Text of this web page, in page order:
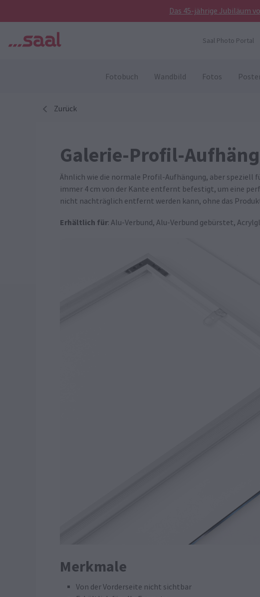
Das 45-jährige Jubiläum
Saal Photo Portal
Fotobuch Wandbild Fotos
Zurück
Galerie-Profil-
Ähnlich wie die normale Profil-Aufhängung, aber speziell
immer 4 cm von der Kante entfernt befestigt, um eine
nicht nachträglich entfernt werden kann, ohne das
Erhältlich für: Alu-Verbund, Alu-Verbund gebürstet,
Merkmale
Von der Vorderseite nicht sichtbar